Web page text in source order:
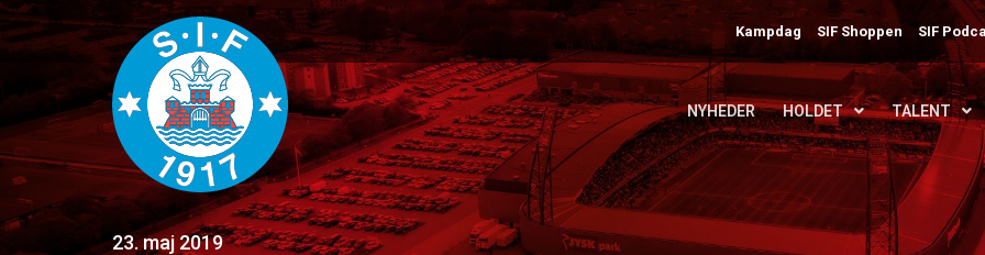
Kampdag SIF Shoppen SIF
NYHEDER HOLDET TALENT
23. maj 2019